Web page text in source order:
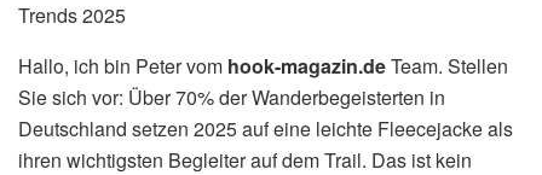
Trends 2025
Hallo, ich bin Peter vom hook-magazin.deTeam. Stellen
Sie sich vor: Über 70% der Wanderbegeisterten in
Deutschland setzen 2025 auf eine leichte Fleecejacke als
ihren wichtigsten Begleiter auf dem Trail. Das ist kein